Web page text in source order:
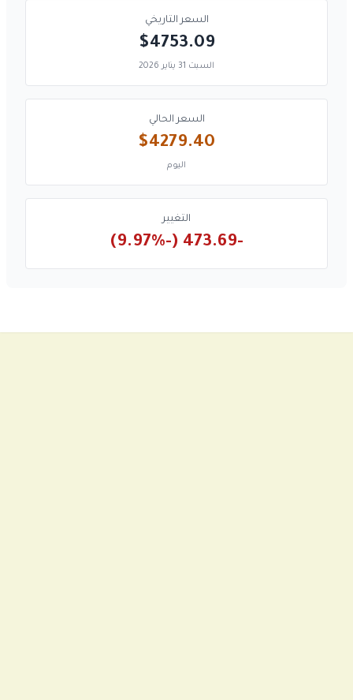
السعر التاريخي
$4753.09
السبت 31 يناير 2026
السعر الحالي
$4279.40
اليوم
التغيير
-473.69 (-9.97%)